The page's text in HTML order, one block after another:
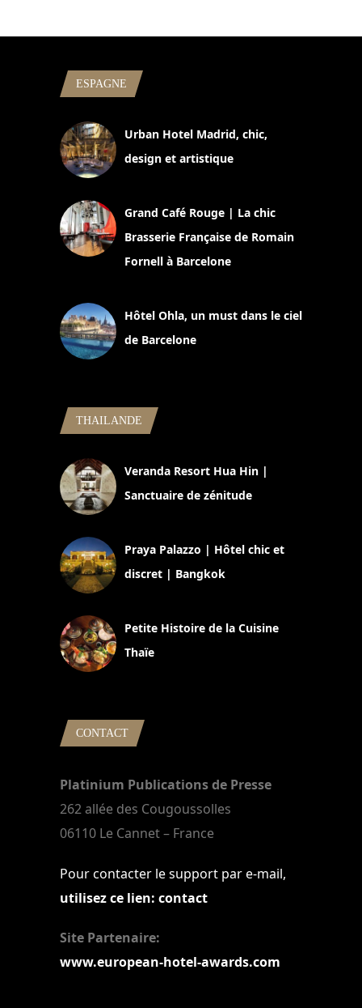
ESPAGNE
Urban Hotel Madrid, chic,
design et artistique
Grand Café Rouge | La chic
Brasserie Française de Romain
Fornell à Barcelone
Hôtel Ohla, un must dans le ciel
de Barcelone
THAILANDE
Veranda Resort Hua Hin |
Sanctuaire de zénitude
Praya Palazzo | Hôtel chic et
discret | Bangkok
Petite Histoire de la Cuisine
Thaïe
CONTACT
Platinium Publications de Presse
262 allée des Cougoussolles
06110 Le Cannet – France
Pour contacter le support par e-mail,
utilisez ce lien: contact
Site Partenaire:
www.european-hotel-awards.com